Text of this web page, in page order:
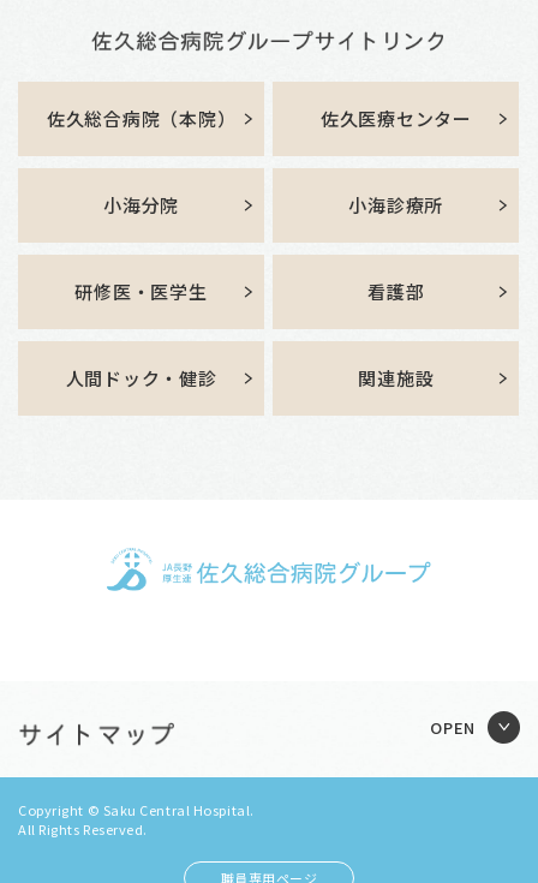
佐久総合病院（本院） 佐久医療センター
小海分院 小海診療所
研修医・医学生 看護部
人間ドック・健診 関連施設
Copyright © Saku Central Hospital.
All Rights Reserved.
職員専用ページ